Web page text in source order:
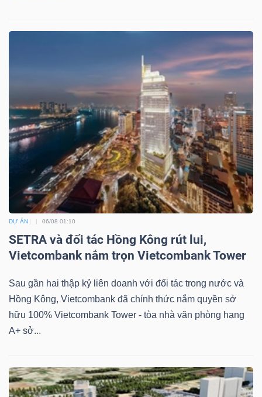
DỰ ÁN 06/08 01:10
SETRA và đối tác Hồng Kông rút lui,
Vietcombank nắm trọn Vietcombank Tower
Sau gần hai thập kỷ liên doanh với đối tác trong nước và
Hồng Kông, Vietcombank đã chính thức nắm quyền sở
hữu 100% Vietcombank Tower - tòa nhà văn phòng hạng
A+ sở...
chính
liệu
tài
chính